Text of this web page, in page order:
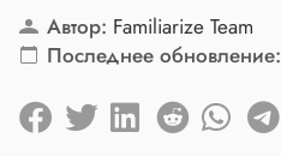
Автор: Familiarize Team
Последнее обновление: